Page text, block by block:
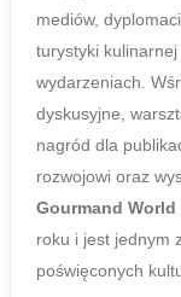
mediów,
turystyki kulinarnej
wydarzeniach.
dyskusyjne,
nagród dla
rozwojowi oraz
Gourmand
roku i jest jednym
poświęconych